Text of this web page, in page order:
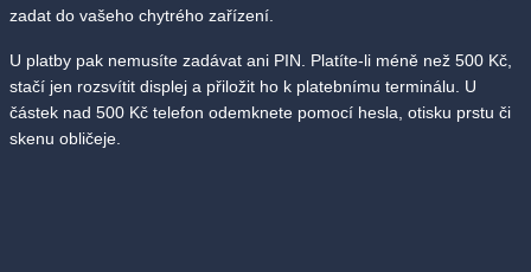
zadat do vašeho chytrého zařízení.
U platby pak nemusíte zadávat ani PIN. Platíte-li méně než 500 Kč,
stačí jen rozsvítit displej a přiložit ho k platebnímu terminálu. U
částek nad 500 Kč telefon odemknete pomocí hesla, otisku prstu či
skenu obličeje.